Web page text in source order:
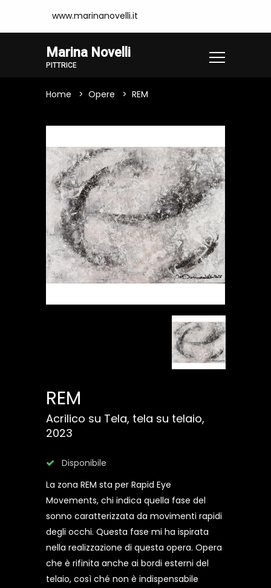
www.marinanovelli.it
Marina Novelli
PITTRICE
Home Opere REM
REM
Acrilico su Tela, tela su telaio,
2023
Disponibile
La zona REM sta per Rapid Eye
Movements, chi indica quella fase del
sonno caratterizzata da movimenti rapidi
degli occhi. Questa fase mi ha ispirata
nella realizzazione di questa opera. Opera
che è rifinita anche ai bordi esterni del
telaio, così ché non è indispensabile